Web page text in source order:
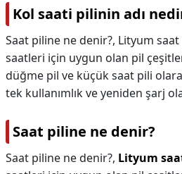
Kol saati pilinin adı
Saat piline ne denir?, Lityum
saatleri için uygun olan pil
düğme pil ve küçük saat pili
tek kullanımlık ve yeniden şarj
Saat piline ne denir?
Saat piline ne denir?, Lityum